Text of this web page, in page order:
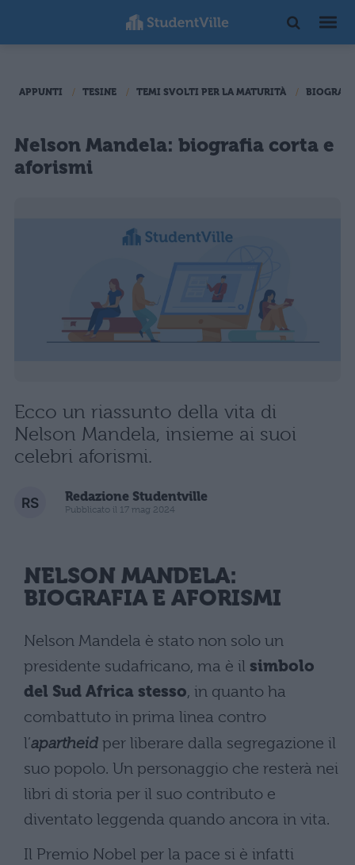
APPUNTI TESINE TEMI SVOLTI PER LA MATURITÀ
Nelson Mandela: biografia corta e
aforismi
Ecco un riassunto della vita di
Nelson Mandela, insieme ai suoi
celebri aforismi.
Redazione Studentville
Pubblicato il 17 mag 2024
NELSON MANDELA:
BIOGRAFIA E AFORISMI
Nelson Mandela è stato non solo un
presidente sudafricano, ma è il simbolo
del Sud Africa stesso, in quanto ha
combattuto in prima linea contro
l’apartheid per liberare dalla segregazione il
suo popolo. Un personaggio che resterà nei
libri di storia per il suo contributo e
diventato leggenda quando ancora in vita.
Il Premio Nobel per la pace si è infatti